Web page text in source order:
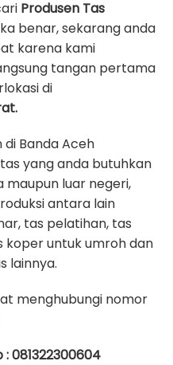
Produsen Tas
benar, sekarang anda
karena kami
tangan pertama
di
di Banda Aceh
yang anda butuhkan
maupun luar negeri,
antara lain
tas pelatihan, tas
koper untuk umroh dan
lainnya.
menghubungi nomor
081322300604